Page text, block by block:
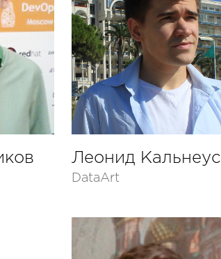
Леонид Кальнеус
DataArt